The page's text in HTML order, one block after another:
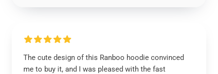
The cute design of this Ranboo hoodie convinced
me to buy it, and I was pleased with the fast